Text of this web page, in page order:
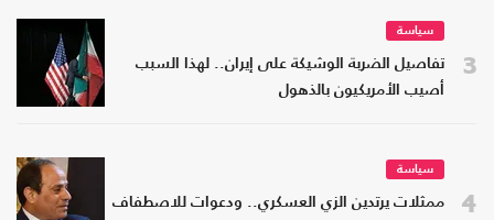
3
سياسة
تفاصيل الضربة الوشيكة على إيران.. لهذا السبب
أصيب الأمريكيون بالذهول
4
سياسة
ممثلات يرتدين الزي العسكري.. ودعوات للاصطفاف